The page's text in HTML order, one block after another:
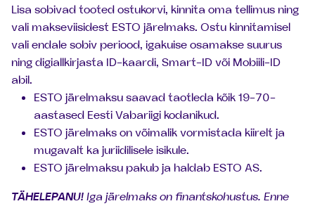
Lisa sobivad tooted ostukorvi, kinnita oma tellimus ning
vali makseviisidest ESTO järelmaks. Ostu kinnitamisel
vali endale sobiv periood, igakuise osamakse suurus
ning digiallkirjasta ID-kaardi, Smart-ID või Mobiili-ID
abil.
ESTO järelmaksu saavad taotleda kõik 19-70-
aastased Eesti Vabariigi kodanikud.
ESTO järelmaks on võimalik vormistada kiirelt ja
mugavalt ka juriidilisele isikule.
ESTO järelmaksu pakub ja haldab ESTO AS.
TÄHELEPANU!Iga järelmaks on finantskohustus. Enne